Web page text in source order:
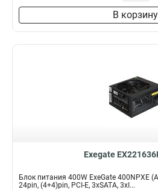
В корзину
Exegate
Блок питания 400W ExeGate 400NPXE
24pin, (4+4)pin, PCI-E, 3xSATA, 3xI...